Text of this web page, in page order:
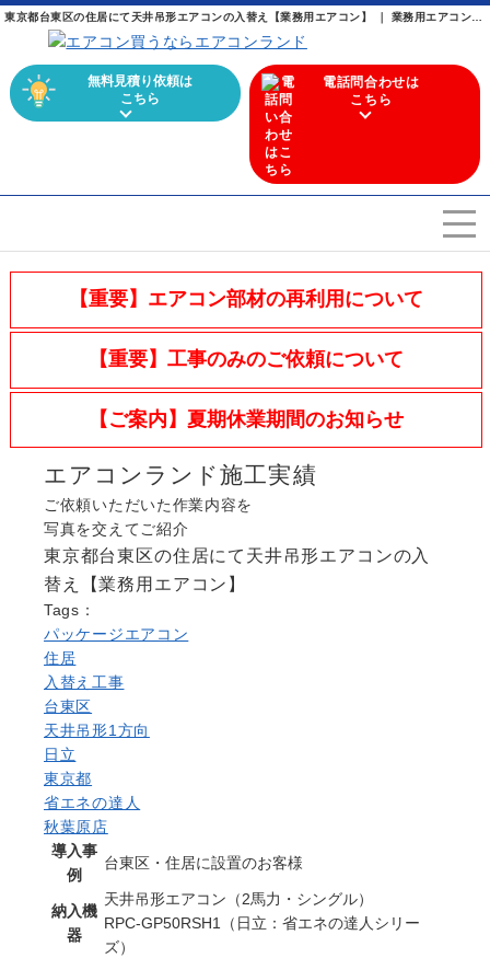
無料見積り依頼は
こちら
電話問合わせは
こちら
エアコンを選ぶ
Airconditioner search
店舗案内
Company
施工実績
Work
よくある質問
Question
Contact us
電話問い合わせはこちら
無料見積り依頼はこちら
【重要】エアコン部材の再利用について
【重要】工事のみのご依頼について
【ご案内】夏期休業期間のお知らせ
エアコンランド施工実績
ご依頼いただいた作業内容を
写真を交えてご紹介
東京都台東区の住居にて天井吊形エアコンの入
替え【業務用エアコン】
Tags：
パッケージエアコン
住居
入替え工事
台東区
天井吊形1方向
日立
東京都
省エネの達人
秋葉原店
導入事
例
台東区・住居に設置のお客様
納入機
器
天井吊形エアコン（2馬力・シングル）
RPC-GP50RSH1（日立：省エネの達人シリー
ズ）